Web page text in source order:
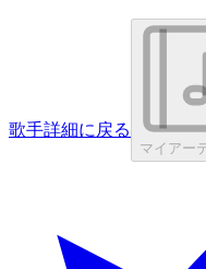
歌手詳細に戻る
マイアー